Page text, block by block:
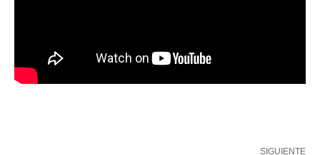
SIGUIENTE